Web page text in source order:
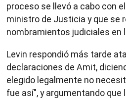
proceso se llevó a cabo con
ministro de Justicia y que se
nombramientos judiciales en
Levin respondió más tarde
declaraciones de Amit,
elegido legalmente no
fue así", y argumentando que